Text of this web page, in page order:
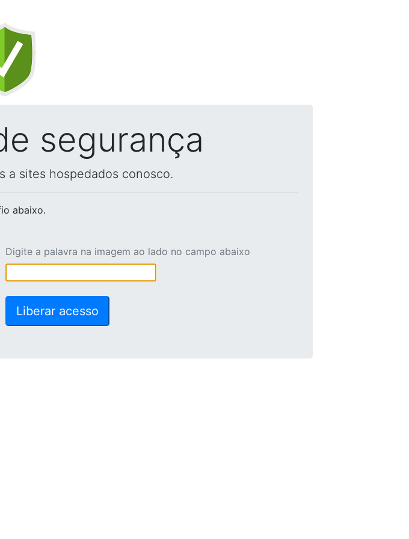
segurança
a sites hospedados conosco.
abaixo.
Digite a palavra na imagem ao lado no campo abaixo